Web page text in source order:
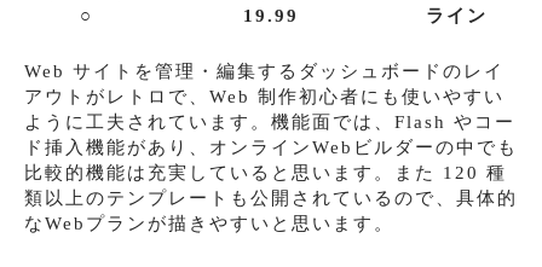
○
19.99
ライン
Web サイトを管理・編集するダッシュボードのレイ
アウトがレトロで、Web 制作初心者にも使いやすい
ように工夫されています。機能面では、Flash やコー
ド挿入機能があり、オンラインWebビルダーの中でも
比較的機能は充実していると思います。また 120 種
類以上のテンプレートも公開されているので、具体的
なWebプランが描きやすいと思います。